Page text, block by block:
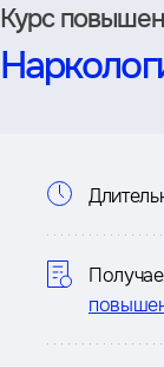
Курс
о
курсе